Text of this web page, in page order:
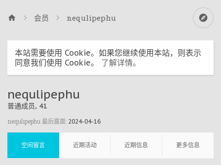
会员 nequlipephu
本站需要使用 Cookie。如果您继续使用本站，则表示
同意我们使用 Cookie。 了解详情。
nequlipephu
普通成员, 41
nequlipephu 最后露面: 2024-04-16
空间留言 近期活动 近期信息 更多信息